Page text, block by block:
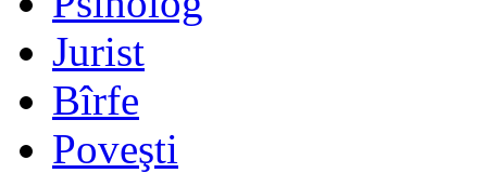
Jurist
Bîrfe
Poveşti